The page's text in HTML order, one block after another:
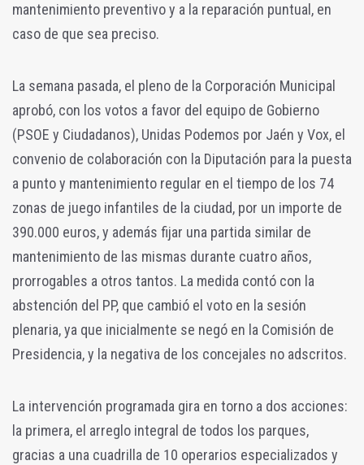
mantenimiento preventivo y a la reparación puntual, en
caso de que sea preciso.
La semana pasada, el pleno de la Corporación Municipal
aprobó, con los votos a favor del equipo de Gobierno
(PSOE y Ciudadanos), Unidas Podemos por Jaén y Vox, el
convenio de colaboración con la Diputación para la puesta
a punto y mantenimiento regular en el tiempo de los 74
zonas de juego infantiles de la ciudad, por un importe de
390.000 euros, y además fijar una partida similar de
mantenimiento de las mismas durante cuatro años,
prorrogables a otros tantos. La medida contó con la
abstención del PP, que cambió el voto en la sesión
plenaria, ya que inicialmente se negó en la Comisión de
Presidencia, y la negativa de los concejales no adscritos.
La intervención programada gira en torno a dos acciones:
la primera, el arreglo integral de todos los parques,
gracias a una cuadrilla de 10 operarios especializados y